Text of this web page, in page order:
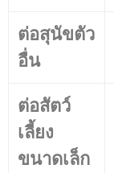
ต่อสุนัขตัว
อื่น
ต่อสัตว์
เลี้ยง
ขนาดเล็ก